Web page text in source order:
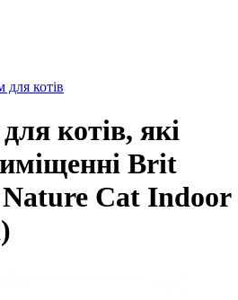
для котів
котів, які
Brit
Cat Indoor